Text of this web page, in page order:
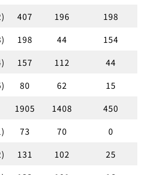
407 196
198
198 44
154
157 112
44
80 62
15
1905 1408
450
73 70
0
131 102
25